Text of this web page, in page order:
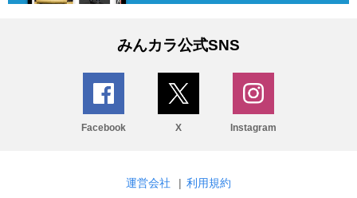
みんカラ公式SNS
Facebook X Instagram
運営会社 | 利用規約